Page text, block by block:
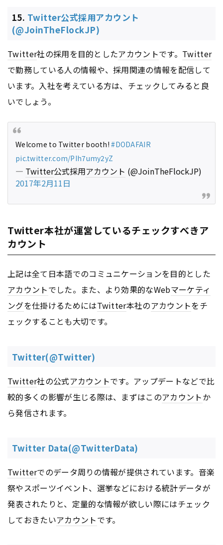
15. Twitter公式採用アカウント
(@JoinTheFlockJP)
Twitter社の採用を目的としたアカウントです。 Twitter
で勤務している人の情報や、採用関連の情報を配信して
います。入社を考えている方は、チェックしてみると良
いでしょう。
Welcome to Twitter booth!#DODAFAIR
pic.twitter.com/PIh7umy2yZ
— Twitter公式採用アカウント (@JoinTheFlockJP)
2017年2月11日
Twitter本社が運営しているチェックすべきア
カウント
上記は全て日本語でのコミュニケーションを目的とした
アカウントでした。また、より効果的なWebマーケティ
ングを仕掛けるためにはTwitter本社のアカウントをチ
ェックすることも大切です。
Twitter(@Twitter)
Twitter社の公式アカウントです。アップデートなどで比
較的多くの影響が生じる際は、まずはこのアカウントか
ら発信されます。
Twitter Data(@TwitterData)
Twitterでのデータ周りの情報が提供されています。音楽
祭やスポーツイベント、選挙などにおける統計データが
発表されたりと、定量的な情報が欲しい際にはチェック
しておきたいアカウントです。